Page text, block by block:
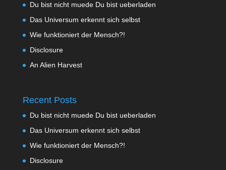
Du bist nicht muede Du bist ueberladen
Das Universum erkennt sich selbst
Wie funktioniert der Mensch?!
Disclosure
An Alien Harvest
Recent Posts
Du bist nicht muede Du bist ueberladen
Das Universum erkennt sich selbst
Wie funktioniert der Mensch?!
Disclosure